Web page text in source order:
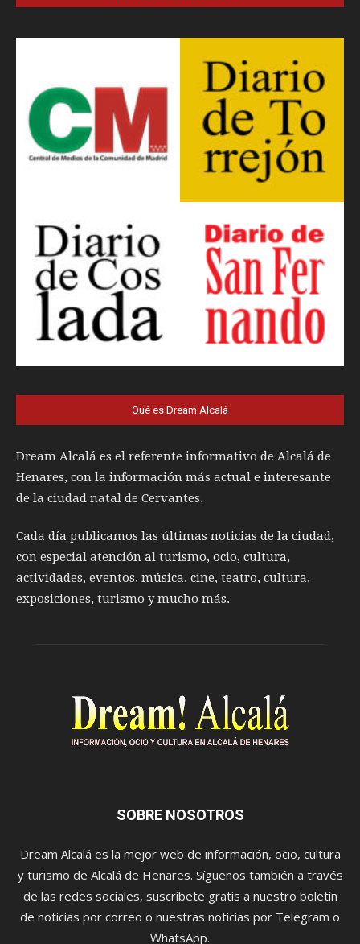
Qué es Dream Alcalá
Dream Alcalá es el referente informativo de Alcalá de
Henares, con la información más actual e interesante
de la ciudad natal de Cervantes.
Cada día publicamos las últimas noticias de la ciudad,
con especial atención al turismo, ocio, cultura,
actividades, eventos, música, cine, teatro, cultura,
exposiciones, turismo y mucho más.
SOBRE NOSOTROS
Dream Alcalá es la mejor web de información, ocio, cultura
y turismo de Alcalá de Henares. Síguenos también a través
de las redes sociales, suscríbete gratis a nuestro boletín
de noticias por correo o nuestras noticias por Telegram o
WhatsApp.